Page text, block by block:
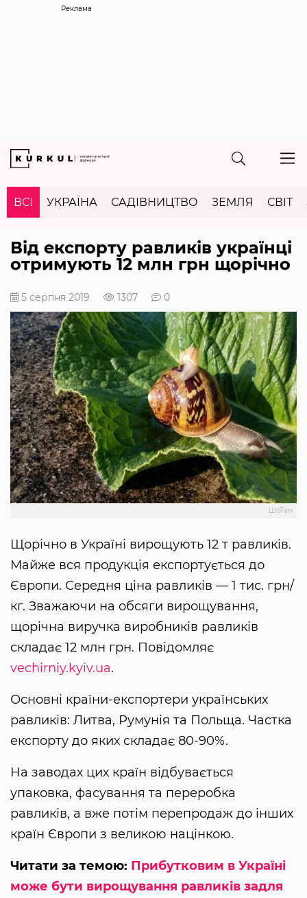
Реклама
ВСІ УКРАЇНА САДІВНИЦТВО ЗЕМЛЯ СВІТ
Від експорту равликів українці
отримують 12 млн грн щорічно
5 серпня 2019 1307 0
ШоТам
Щорічно в Україні вирощують 12 т равликів.
Майже вся продукція експортується до
Європи. Середня ціна равликів — 1 тис. грн/
кг. Зважаючи на обсяги вирощування,
щорічна виручка виробників равликів
складає 12 млн грн. Повідомляє
vechirniy.kyiv.ua.
Основні країни-експортери українських
равликів: Литва, Румунія та Польща. Частка
експорту до яких складає 80-90%.
На заводах цих країн відбувається
упаковка, фасування та переробка
равликів, а вже потім перепродаж до інших
країн Європи з великою націнкою.
Читати за темою: Прибутковим в Україні
може бути вирощування равликів задля